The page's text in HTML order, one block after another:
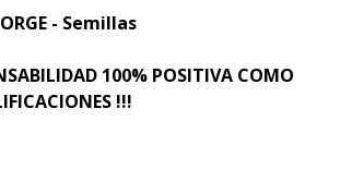
- Semillas
100% POSITIVA COMO
!!!